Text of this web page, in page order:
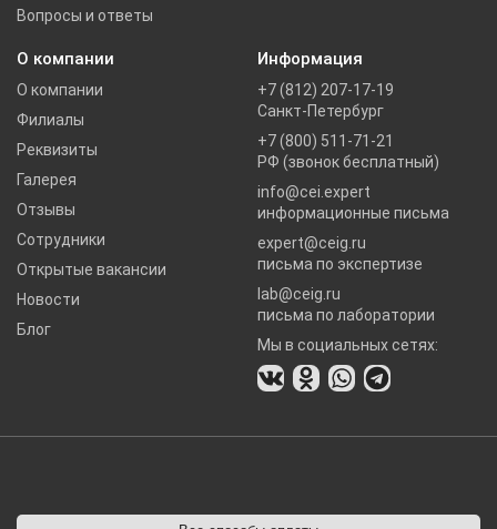
Вопросы и ответы
О компании
О компании
Филиалы
Реквизиты
Галерея
Отзывы
Сотрудники
Открытые вакансии
Новости
Блог
Информация
+7 (812) 207-17-19
Санкт-Петербург
+7 (800) 511-71-21
РФ (звонок бесплатный)
info@cei.expert
информационные письма
expert@ceig.ru
письма по экспертизе
lab@ceig.ru
письма по лаборатории
Мы в социальных сетях: